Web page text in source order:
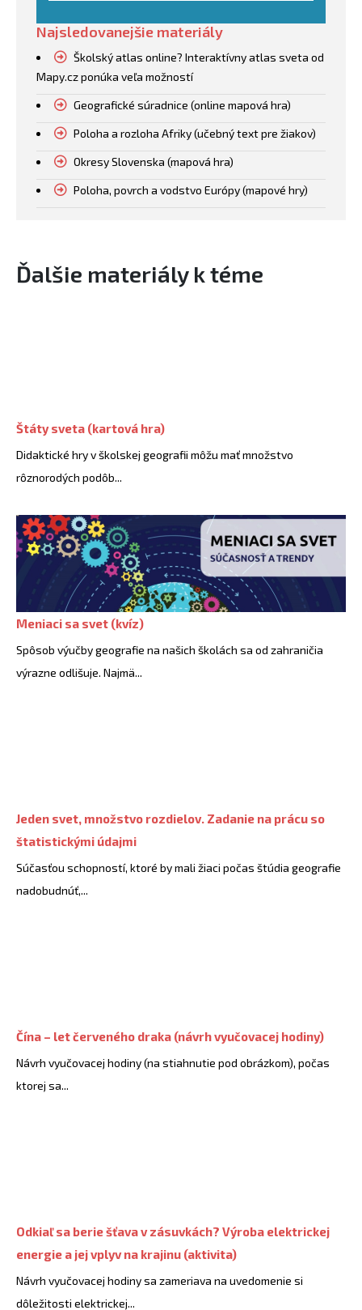
Najsledovanejšie materiály
Školský atlas online? Interaktívny atlas sveta od
Mapy.cz ponúka veľa možností
Geografické súradnice (online mapová hra)
Poloha a rozloha Afriky (učebný text pre žiakov)
Okresy Slovenska (mapová hra)
Poloha, povrch a vodstvo Európy (mapové hry)
Ďalšie materiály k téme
Štáty sveta (kartová hra)
Didaktické hry v školskej geografii môžu mať množstvo
rôznorodých podôb...
Meniaci sa svet (kvíz)
Spôsob výučby geografie na našich školách sa od zahraničia
výrazne odlišuje. Najmä...
Jeden svet, množstvo rozdielov. Zadanie na prácu so
štatistickými údajmi
Súčasťou schopností, ktoré by mali žiaci počas štúdia geografie
nadobudnúť,...
Čína – let červeného draka (návrh vyučovacej hodiny)
Návrh vyučovacej hodiny (na stiahnutie pod obrázkom), počas
ktorej sa...
Odkiaľ sa berie šťava v zásuvkách? Výroba elektrickej
energie a jej vplyv na krajinu (aktivita)
Návrh vyučovacej hodiny sa zameriava na uvedomenie si
dôležitosti elektrickej...